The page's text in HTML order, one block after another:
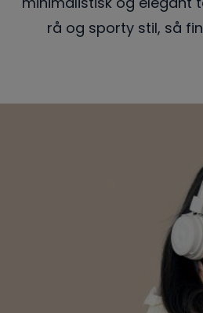
rå og sporty stil, så